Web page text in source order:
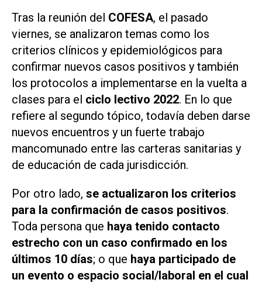
Tras la reunión del COFESA, el pasado
viernes, se analizaron temas como los
criterios clínicos y epidemiológicos para
confirmar nuevos casos positivos y también
los protocolos a implementarse en la vuelta a
clases para el ciclo lectivo 2022. En lo que
refiere al segundo tópico, todavía deben darse
nuevos encuentros y un fuerte trabajo
mancomunado entre las carteras sanitarias y
de educación de cada jurisdicción.
Por otro lado, se actualizaron los criterios
para la confirmación de casos positivos.
Toda persona que haya tenido contacto
estrecho con un caso confirmado en los
últimos 10 días; o que haya participado de
un evento o espacio social/laboral en el cual